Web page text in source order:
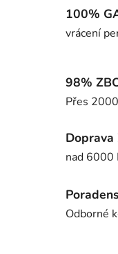
100%
vrácení
98%
Přes
Doprava
nad 6000
Odborné